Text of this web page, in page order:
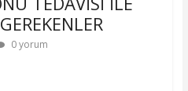
0 yorum